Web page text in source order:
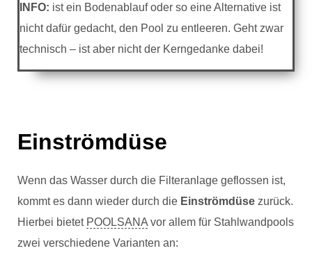
INFO: ist ein Bodenablauf oder so eine Alternative ist
nicht dafür gedacht, den Pool zu entleeren. Geht zwar
technisch – ist aber nicht der Kerngedanke dabei!
Einströmdüse
Wenn das Wasser durch die Filteranlage geflossen ist,
kommt es dann wieder durch die Einströmdüse zurück.
Hierbei bietet POOLSANA vor allem für Stahlwandpools
zwei verschiedene Varianten an: